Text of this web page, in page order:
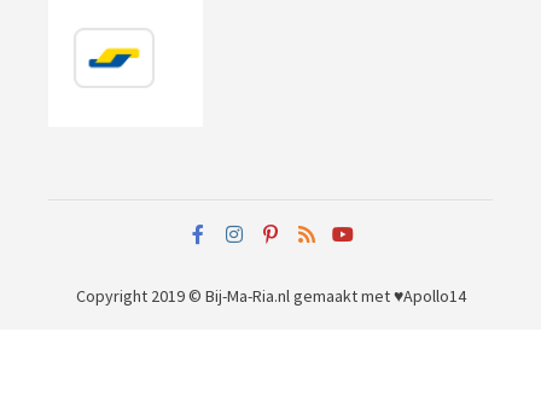
Copyright 2019 © Bij-Ma-Ria.nlgemaakt met ♥Apollo14